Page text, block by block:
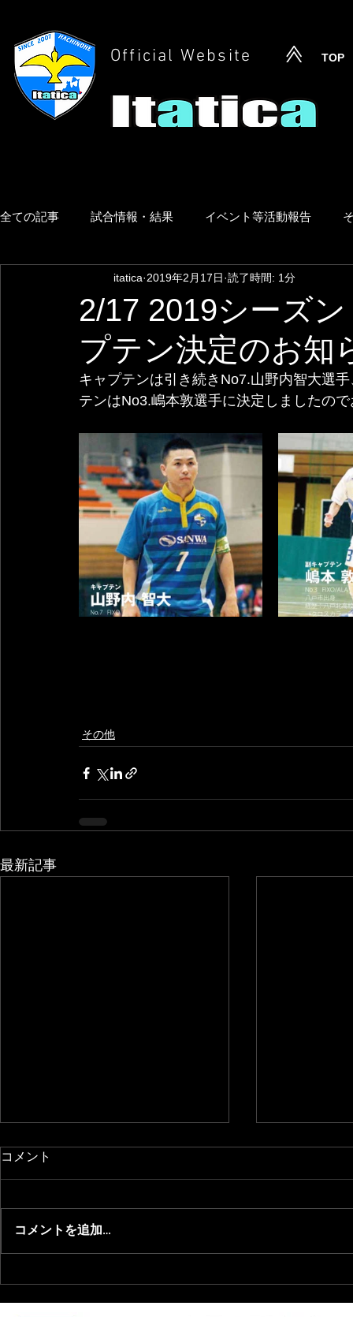
Official Website TOP
全ての記事 試合情報・結果 イベント等活動報告
2/17 2019シーズ
プテン決定のお知
itatica 2019年2月17日 読了時間: 1分
キャプテンは引き続きNo7.山野内智大選
テンはNo3.嶋本敦選手に決定しましたの
その他
最新記事
コメント
コメントを追加…